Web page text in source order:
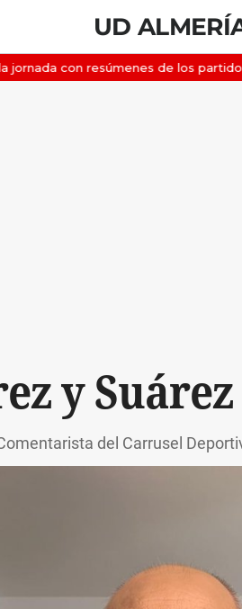
UD
y
del Carrusel